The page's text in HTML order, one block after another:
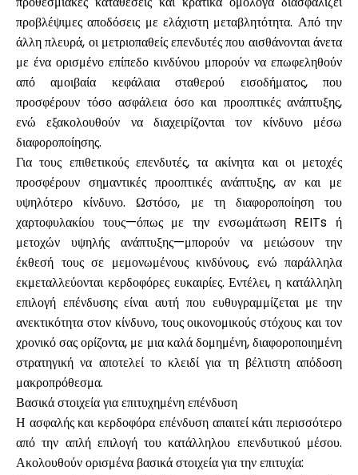
προβλέψιμες αποδόσεις με ελάχιστη μεταβλητότητα. Από την
άλλη πλευρά, οι μετριοπαθείς επενδυτές που αισθάνονται άνετα
με ένα ορισμένο επίπεδο κινδύνου μπορούν να επωφεληθούν
από αμοιβαία κεφάλαια σταθερού εισοδήματος, που
προσφέρουν τόσο ασφάλεια όσο και προοπτικές ανάπτυξης,
ενώ εξακολουθούν να διαχειρίζονται τον κίνδυνο μέσω
διαφοροποίησης.
Για τους επιθετικούς επενδυτές, τα ακίνητα και οι μετοχές
προσφέρουν σημαντικές προοπτικές ανάπτυξης, αν και με
υψηλότερο κίνδυνο. Ωστόσο, με τη διαφοροποίηση του
χαρτοφυλακίου τους—όπως με την ενσωμάτωση REITs ή
μετοχών υψηλής ανάπτυξης—μπορούν να μειώσουν την
έκθεσή τους σε μεμονωμένους κινδύνους, ενώ παράλληλα
εκμεταλλεύονται κερδοφόρες ευκαιρίες. Εντέλει, η κατάλληλη
επιλογή επένδυσης είναι αυτή που ευθυγραμμίζεται με την
ανεκτικότητα στον κίνδυνο, τους οικονομικούς στόχους και τον
χρονικό σας ορίζοντα, με μια καλά δομημένη, διαφοροποιημένη
στρατηγική να αποτελεί το κλειδί για τη βέλτιστη απόδοση
μακροπρόθεσμα.
Βασικά στοιχεία για επιτυχημένη επένδυση
Η ασφαλής και κερδοφόρα επένδυση απαιτεί κάτι περισσότερο
από την απλή επιλογή του κατάλληλου επενδυτικού μέσου.
Ακολουθούν ορισμένα βασικά στοιχεία για την επιτυχία: